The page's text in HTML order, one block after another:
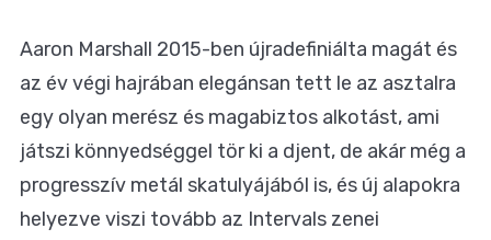
Aaron Marshall 2015-ben újradefiniálta magát és
az év végi hajrában elegánsan tett le az asztalra
egy olyan merész és magabiztos alkotást, ami
játszi könnyedséggel tör ki a djent, de akár még a
progresszív metál skatulyájából is, és új alapokra
helyezve viszi tovább az Intervals zenei